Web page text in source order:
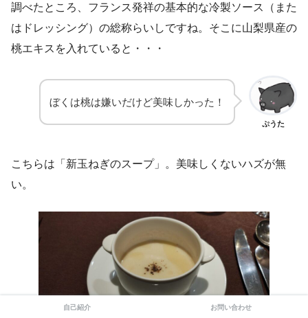
調べたところ、フランス発祥の基本的な冷製ソース（また
はドレッシング）の総称らいしですね。そこに山梨県産の
桃エキスを入れていると・・・
ぷうた
ぼくは桃は嫌いだけど美味しかった！
こちらは「新玉ねぎのスープ」。美味しくないハズが無
い。
自己紹介 お問い合わせ